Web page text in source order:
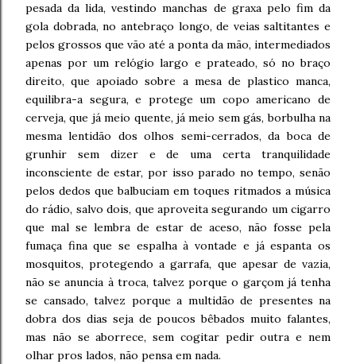
pesada da lida, vestindo manchas de graxa pelo fim da
gola dobrada, no antebraço longo, de veias saltitantes e
pelos grossos que vão até a ponta da mão, intermediados
apenas por um relógio largo e prateado, só no braço
direito, que apoiado sobre a mesa de plastico manca,
equilibra-a segura, e protege um copo americano de
cerveja, que já meio quente, já meio sem gás, borbulha na
mesma lentidão dos olhos semi-cerrados, da boca de
grunhir sem dizer e de uma certa tranquilidade
inconsciente de estar, por isso parado no tempo, senão
pelos dedos que balbuciam em toques ritmados a música
do rádio, salvo dois, que aproveita segurando um cigarro
que mal se lembra de estar de aceso, não fosse pela
fumaça fina que se espalha à vontade e já espanta os
mosquitos, protegendo a garrafa, que apesar de vazia,
não se anuncia à troca, talvez porque o garçom já tenha
se cansado, talvez porque a multidão de presentes na
dobra dos dias seja de poucos bêbados muito falantes,
mas não se aborrece, sem cogitar pedir outra e nem
olhar pros lados, não pensa em nada.